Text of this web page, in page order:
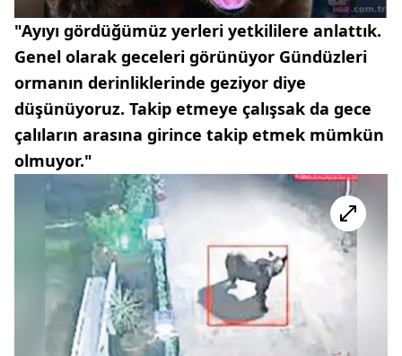
"Ayıyı gördüğümüz yerleri yetkililere anlattık.
Genel olarak geceleri görünüyor Gündüzleri
ormanın derinliklerinde geziyor diye
düşünüyoruz. Takip etmeye çalışsak da gece
çalıların arasına girince takip etmek mümkün
olmuyor."